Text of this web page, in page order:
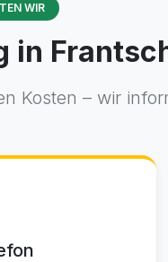
WIR
in
Kosten – wir